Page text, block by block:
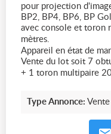
pour projection
BP2, BP4, BP6, BP
avec console et toron
mètres.
Appareil en état de
Vente du lot soit 7
+ 1 toron multipaire
Type Annonce: Vente